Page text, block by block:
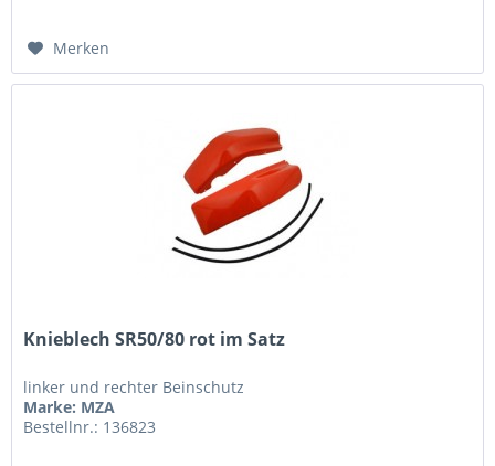
Merken
Knieblech SR50/80 rot im Satz
linker und rechter Beinschutz
Marke: MZA
Bestellnr.: 136823